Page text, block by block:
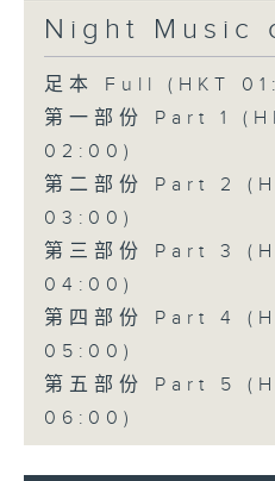
Night Music
足本 Full (HKT
第一部份 Part 1
02:00)
第二部份 Part 2
03:00)
第三部份 Part 3
04:00)
第四部份 Part 4
05:00)
第五部份 Part 5
06:00)